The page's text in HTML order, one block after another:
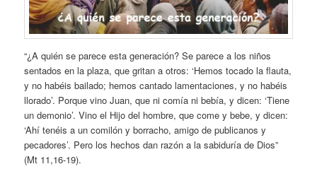
“¿A quién se parece esta generación? Se parece a los niños
sentados en la plaza, que gritan a otros: ‘Hemos tocado la flauta,
y no habéis bailado; hemos cantado lamentaciones, y no habéis
llorado’. Porque vino Juan, que ni comía ni bebía, y dicen: ‘Tiene
un demonio’. Vino el Hijo del hombre, que come y bebe, y dicen:
‘Ahí tenéis a un comilón y borracho, amigo de publicanos y
pecadores’. Pero los hechos dan razón a la sabiduría de Dios”
(Mt 11,16-19).